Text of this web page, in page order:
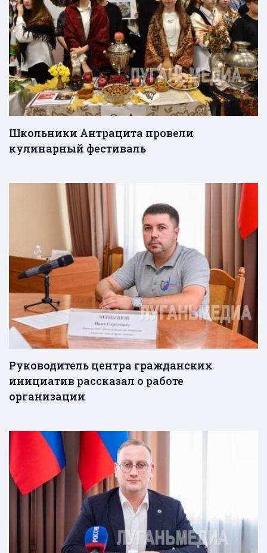
Школьники Антрацита провели
кулинарный фестиваль
Руководитель центра гражданских
инициатив рассказал о работе
организации